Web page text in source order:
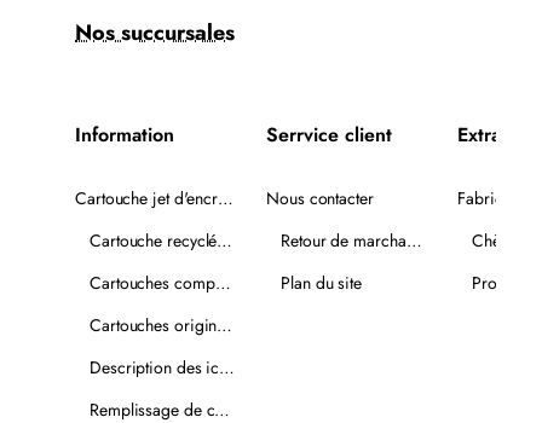
Nos succursales
Information
Cartouche jet d'encre recyclée
Cartouche recyclée PLUS
Cartouches compatibles
Cartouches originales
Description des icônes
Remplissage de cartouches
Serrvice client
Nous contacter
Retour de marchandise
Plan du site
Extra
Fabricants